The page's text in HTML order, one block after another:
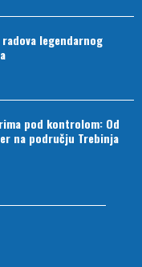
legendarnog
pod kontrolom: Od
na području Trebinja